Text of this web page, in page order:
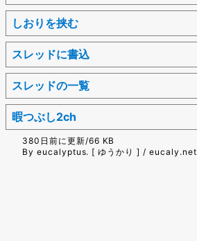
しおりを挟む
スレッドに書込
スレッドの一覧
暇つぶし2ch
380日前に更新/66 KB
By eucalyptus. [ ゆうかり ] / eucaly.net